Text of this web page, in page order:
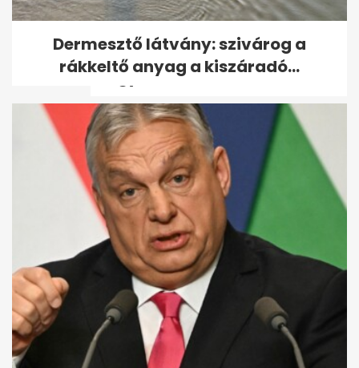
Zivatarokkal és jégesővel
törhet meg a hőség, több
megyére...
100 ezer forintos iskolakezdési
Dermesztő látvány: szivárog a
rákkeltő anyag a kiszáradó...